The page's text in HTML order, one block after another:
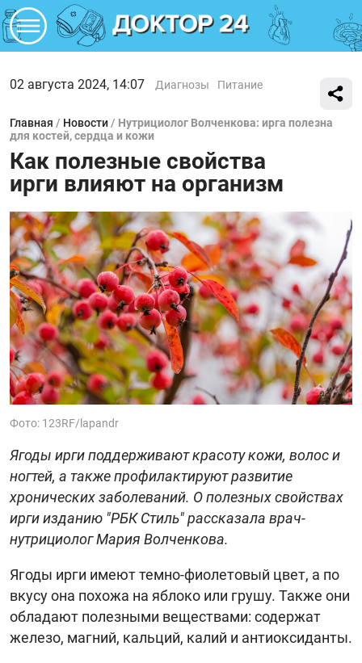
02 августа 2024, 14:07 Диагнозы Питание
Главная / Новости / Нутрициолог Волченкова: ирга полезна
для костей, сердца и кожи
Как полезные свойства
ирги влияют на организм
Фото: 123RF/lapandr
Ягоды ирги поддерживают красоту кожи, волос и
ногтей, а также профилактируют развитие
хронических заболеваний. О полезных свойствах
ирги изданию "РБК Стиль" рассказала врач-
нутрициолог Мария Волченкова.
Ягоды ирги имеют темно-фиолетовый цвет, а по
вкусу она похожа на яблоко или грушу. Также они
обладают полезными веществами: содержат
железо, магний, кальций, калий и антиоксиданты.